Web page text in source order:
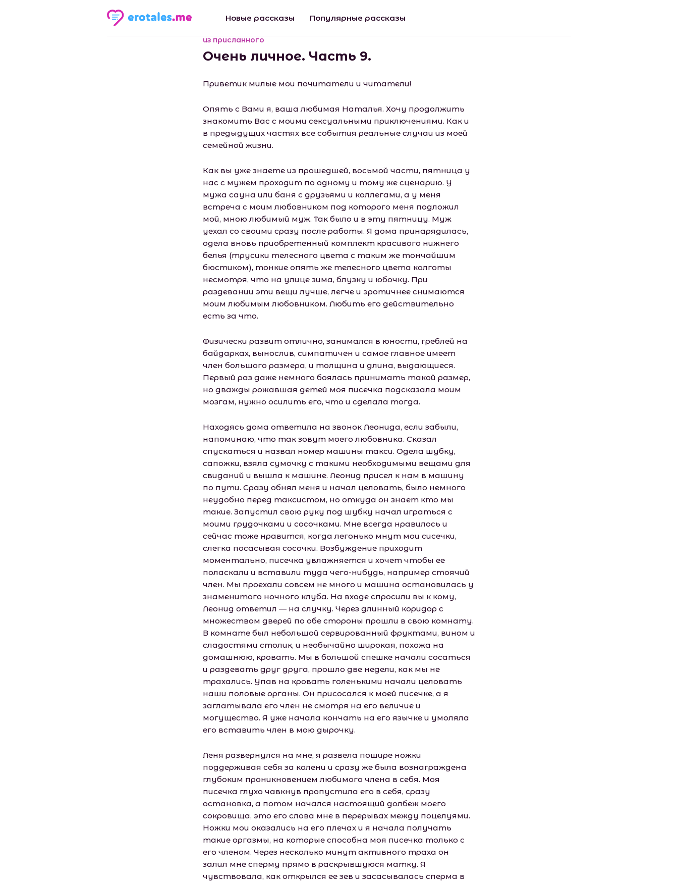
Новые рассказы Популярные рассказы
из присланного
Очень личное. Часть 9.
Приветик милые мои почитатели и читатели!
Опять с Вами я, ваша любимая Наталья. Хочу продолжить
знакомить Вас с моими сексуальными приключениями. Как и
в предыдущих частях все события реальные случаи из моей
семейной жизни.
Как вы уже знаете из прошедшей, восьмой части, пятница у
нас с мужем проходит по одному и тому же сценарию. У
мужа сауна или баня с друзьями и коллегами, а у меня
встреча с моим любовником под которого меня подложил
мой, мною любимый муж. Так было и в эту пятницу. Муж
уехал со своими сразу после работы. Я дома принарядилась,
одела вновь приобретенный комплект красивого нижнего
белья (трусики телесного цвета с таким же тончайшим
бюстиком), тонкие опять же телесного цвета колготы
несмотря, что на улице зима, блузку и юбочку. При
раздевании эти вещи лучше, легче и эротичнее снимаются
моим любимым любовником. Любить его действительно
есть за что.
Физически развит отлично, занимался в юности, греблей на
байдарках, вынослив, симпатичен и самое главное имеет
член большого размера, и толщина и длина, выдающиеся.
Первый раз даже немного боялась принимать такой размер,
но дважды рожавшая детей моя писечка подсказала моим
мозгам, нужно осилить его, что и сделала тогда.
Находясь дома ответила на звонок Леонида, если забыли,
напоминаю, что так зовут моего любовника. Сказал
спускаться и назвал номер машины такси. Одела шубку,
сапожки, взяла сумочку с такими необходимыми вещами для
свиданий и вышла к машине. Леонид присел к нам в машину
по пути. Сразу обнял меня и начал целовать, было немного
неудобно перед таксистом, но откуда он знает кто мы
такие. Запустил свою руку под шубку начал играться с
моими грудочками и сосочками. Мне всегда нравилось и
сейчас тоже нравится, когда легонько мнут мои сисечки,
слегка посасывая сосочки. Возбуждение приходит
моментально, писечка увлажняется и хочет чтобы ее
поласкали и вставили туда чего-нибудь, например стоячий
член. Мы проехали совсем не много и машина остановилась у
знаменитого ночного клуба. На входе спросили вы к кому,
Леонид ответил — на случку. Через длинный коридор с
множеством дверей по обе стороны прошли в свою комнату.
В комнате был небольшой сервированный фруктами, вином и
сладостями столик, и необычайно широкая, похожа на
домашнюю, кровать. Мы в большой спешке начали сосаться
и раздевать друг друга, прошло две недели, как мы не
трахались. Упав на кровать голенькими начали целовать
наши половые органы. Он присосался к моей писечке, а я
заглатывала его член не смотря на его величие и
могущество. Я уже начала кончать на его язычке и умоляла
его вставить член в мою дырочку.
Леня развернулся на мне, я развела пошире ножки
поддерживая себя за колени и сразу же была вознаграждена
глубоким проникновением любимого члена в себя. Моя
писечка глухо чавкнув пропустила его в себя, сразу
остановка, а потом начался настоящий долбеж моего
сокровища, это его слова мне в перерывах между поцелуями.
Ножки мои оказались на его плечах и я начала получать
такие оргазмы, на которые способна моя писечка только с
его членом. Через несколько минут активного траха он
залил мне сперму прямо в раскрывшуюся матку. Я
чувствовала, как открылся ее зев и засасывалась сперма в